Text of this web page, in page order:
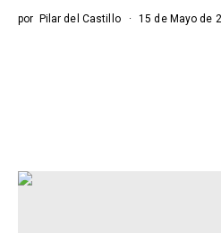
por Pilar del Castillo 15 de Mayo de